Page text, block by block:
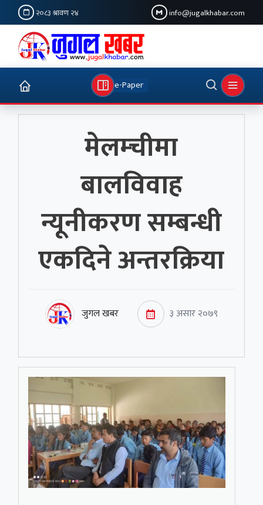
२०८३ श्रावण २४ info@jugalkhabar.com
e-Paper
मेलम्चीमा
बालविवाह
न्यूनीकरण सम्बन्धी
एकदिने अन्तरक्रिया
जुगल खबर ३ असार २०७९